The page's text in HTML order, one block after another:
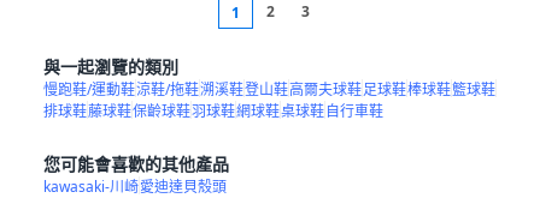
1 2 3
與一起瀏覽的類別
慢跑鞋/運動鞋涼鞋/拖鞋溯溪鞋登山鞋高爾夫球鞋足球鞋棒球鞋籃球鞋
排球鞋藤球鞋保齡球鞋羽球鞋網球鞋桌球鞋自行車鞋
您可能會喜歡的其他產品
kawasaki-川崎愛迪達貝殼頭